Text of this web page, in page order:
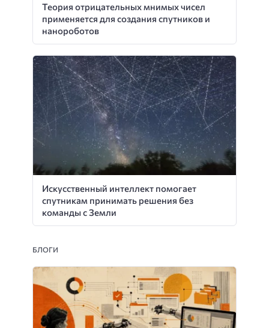
Теория отрицательных мнимых чисел
применяется для создания спутников и
нанороботов
Искусственный интеллект помогает
спутникам принимать решения без
команды с Земли
БЛОГИ